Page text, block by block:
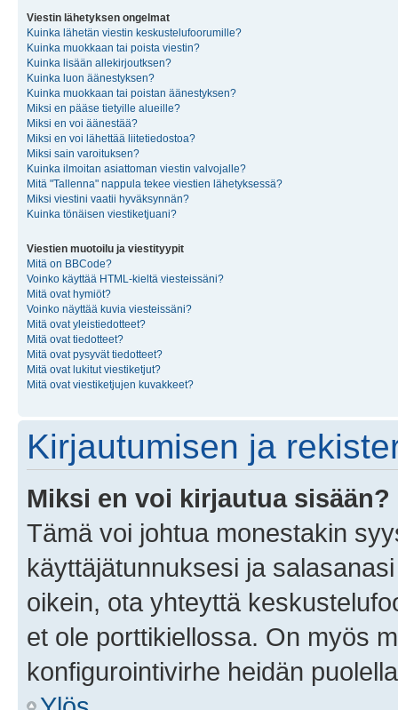
Viestin lähetyksen ongelmat
Kuinka lähetän viestin keskustelufoorumille?
Kuinka muokkaan tai poista viestin?
Kuinka lisään allekirjoutksen?
Kuinka luon äänestyksen?
Kuinka muokkaan tai poistan äänestyksen?
Miksi en pääse tietyille alueille?
Miksi en voi äänestää?
Miksi en voi lähettää liitetiedostoa?
Miksi sain varoituksen?
Kuinka ilmoitan asiattoman viestin valvojalle?
Mitä "Tallenna" nappula tekee viestien lähetyksessä?
Miksi viestini vaatii hyväksynnän?
Kuinka tönäisen viestiketjuani?
Viestien muotoilu ja viestityypit
Mitä on BBCode?
Voinko käyttää HTML-kieltä viesteissäni?
Mitä ovat hymiöt?
Voinko näyttää kuvia viesteissäni?
Mitä ovat yleistiedotteet?
Mitä ovat tiedotteet?
Mitä ovat pysyvät tiedotteet?
Mitä ovat lukitut viestiketjut?
Mitä ovat viestiketjujen kuvakkeet?
Kirjautumisen ja
Miksi en voi kirjautua sisään?
Tämä voi johtua monestakin
käyttäjätunnuksesi ja
oikein, ota yhteyttä
et ole porttikiellossa. On myös
konfigurointivirhe heidän